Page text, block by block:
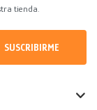
tienda.
SUSCRIBIRME